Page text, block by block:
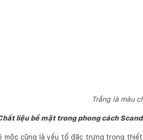
Trắng là màu
liệu bề mặt trong phong cách
mộc cũng là yếu tố đặc trưng trong